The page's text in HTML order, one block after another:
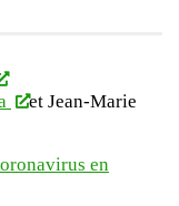
et Jean-Marie
en